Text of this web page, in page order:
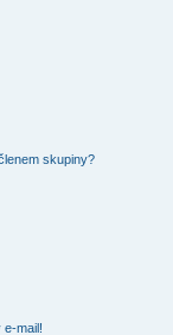
skupiny?
e-mail!